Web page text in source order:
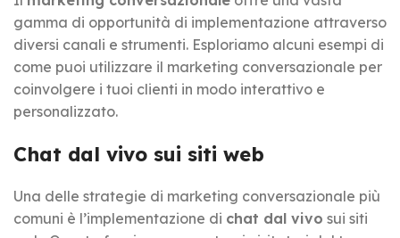
gamma di opportunità di implementazione attraverso
diversi canali e strumenti. Esploriamo alcuni esempi di
come puoi utilizzare il marketing conversazionale per
coinvolgere i tuoi clienti in modo interattivo e
personalizzato.
Chat dal vivo sui siti web
Una delle strategie di marketing conversazionale più
comuni è l’implementazione di chat dal vivo sui siti